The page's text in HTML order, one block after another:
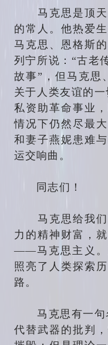
马克思是顶天
的常人。他热爱
马克思、恩格斯
列宁所说：“古老
故事”，但马克思
关于人类友谊的
私资助革命事业
情况下仍然尽最
和妻子燕妮患难
运交响曲。
同志们！
马克思给我们
力的精神财富，
——马克思主义。
照亮了人类探索
路。
马克思有一句
代替武器的批判